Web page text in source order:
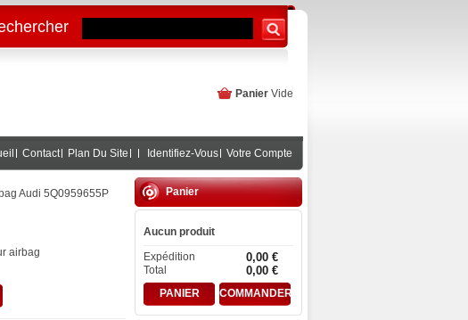
Panier Vide
Contact Plan Du Site Identifiez-Vous Votre Compte
Audi 5Q0959655P
airbag
Panier
Aucun produit
Expédition
0,00 €
Total 0,00 €
PANIER COMMANDER